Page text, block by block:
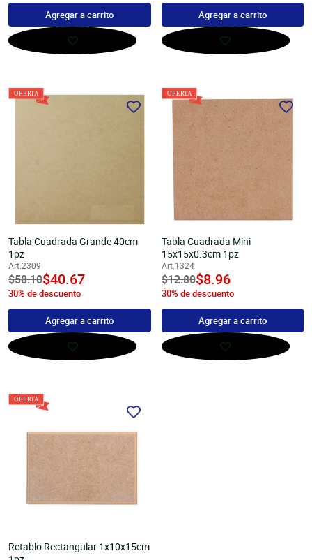
Agregar a carrito Agregar a carrito
Tabla Cuadrada Grande 40cm
1pz
Art.2309
Precio
habitual
$58.10undefined
$40.67
30% de descuento
Agregar a carrito
Tabla Cuadrada Mini
15x15x0.3cm 1pz
Art.1324
Precio
habitual
$12.80undefined
$8.96
30% de descuento
Agregar a carrito
Retablo Rectangular 1x10x15cm